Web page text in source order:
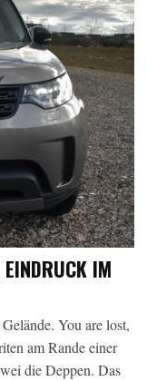
IM
You are lost,
am Rande einer
die Deppen. Das